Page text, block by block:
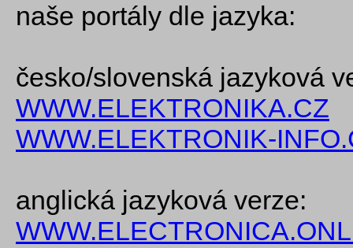
naše portály dle jazyka:
česko/slovenská jazyková
WWW.ELEKTRONIKA.CZ
WWW.ELEKTRONIK-
anglická jazyková verze: